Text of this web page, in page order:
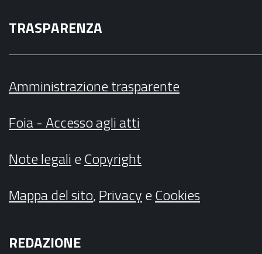
TRASPARENZA
Amministrazione trasparente
Foia - Accesso agli atti
Note legalieCopyright
Mappa del sito,PrivacyeCookies
REDAZIONE